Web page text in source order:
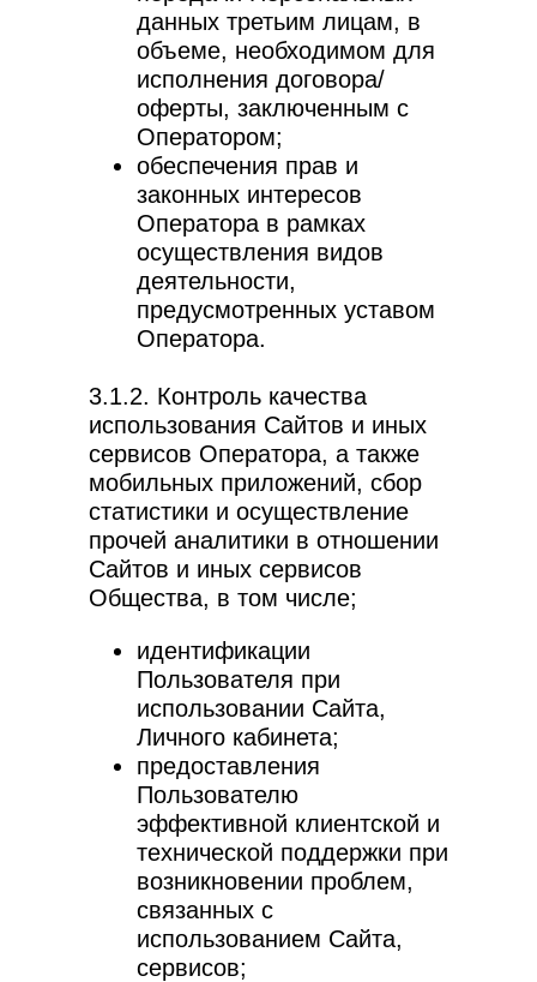
данных третьим лицам, в
объеме, необходимом для
исполнения договора/
оферты, заключенным с
Оператором;
обеспечения прав и
законных интересов
Оператора в рамках
осуществления видов
деятельности,
предусмотренных уставом
Оператора.
3.1.2. Контроль качества
использования Сайтов и иных
сервисов Оператора, а также
мобильных приложений, сбор
статистики и осуществление
прочей аналитики в отношении
Сайтов и иных сервисов
Общества, в том числе;
идентификации
Пользователя при
использовании Сайта,
Личного кабинета;
предоставления
Пользователю
эффективной клиентской и
технической поддержки при
возникновении проблем,
связанных с
использованием Сайта,
сервисов;